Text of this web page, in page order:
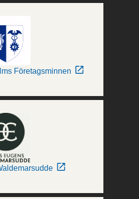
Företagsminnen